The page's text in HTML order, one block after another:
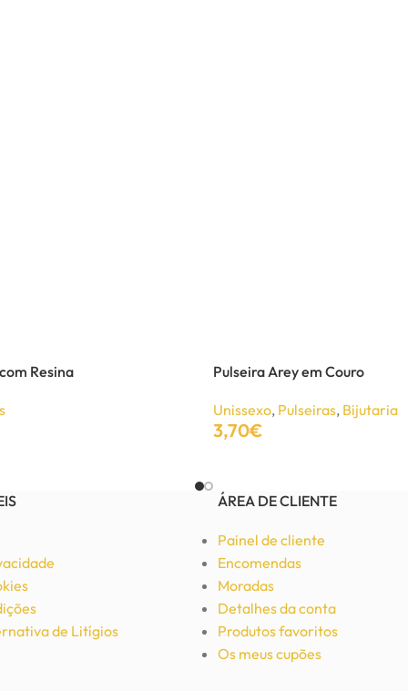
Resina Pulseira Arey em Couro
Unissexo, Pulseiras, Bijutaria
3,70€
de Litígios
ÁREA DE CLIENTE
Painel de cliente
Encomendas
Moradas
Detalhes da conta
Produtos favoritos
Os meus cupões